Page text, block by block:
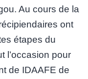
Au cours de la
ont
étapes du
l’occasion pour
de IDAAFE de